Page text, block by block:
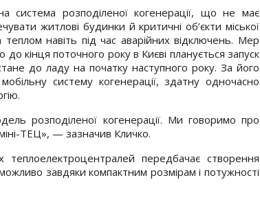
система розподіленої когенерації, що не має
житлові будинки й критичні об’єкти міської
теплом навіть під час аварійних відключень. Мер
до кінця поточного року в Києві планується запуск
до ладу на початку наступного року. За його
систему когенерації, здатну одночасно
розподіленої когенерації. Ми говоримо про
ТЕЦ», — зазначив Кличко.
передбачає створення
завдяки компактним розмірам і потужності